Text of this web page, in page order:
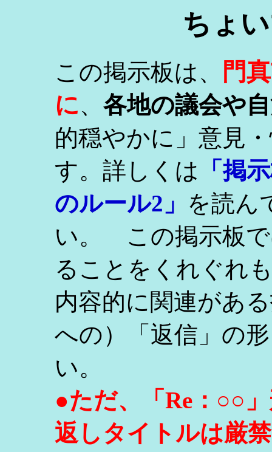
ちょ
この掲示板は、
門
に、 各地の議会や
的穏やかに」意見
す。詳しくは
「掲
のルール2」 を読ん
い。 この掲示板で
ることをくれぐれ
内容的に関連があ
への）「返信」の
い。
●ただ、「Re：○○
返しタイトルは厳